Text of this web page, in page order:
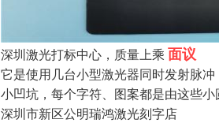
深圳激光打标中心，质量上乘 面议
它是使用几台小型激光器同时发射脉
小凹坑，每个字符、图案都是由这些
深圳市新区公明瑞鸿激光刻字店